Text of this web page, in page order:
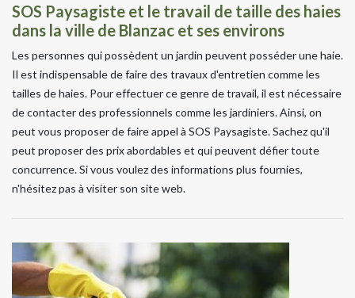
SOS Paysagiste et le travail de taille des haies
dans la ville de Blanzac et ses environs
Les personnes qui possèdent un jardin peuvent posséder une haie.
Il est indispensable de faire des travaux d'entretien comme les
tailles de haies. Pour effectuer ce genre de travail, il est nécessaire
de contacter des professionnels comme les jardiniers. Ainsi, on
peut vous proposer de faire appel à SOS Paysagiste. Sachez qu'il
peut proposer des prix abordables et qui peuvent défier toute
concurrence. Si vous voulez des informations plus fournies,
n'hésitez pas à visiter son site web.